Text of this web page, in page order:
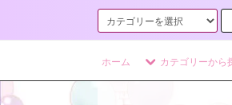
ホーム カテゴリーから